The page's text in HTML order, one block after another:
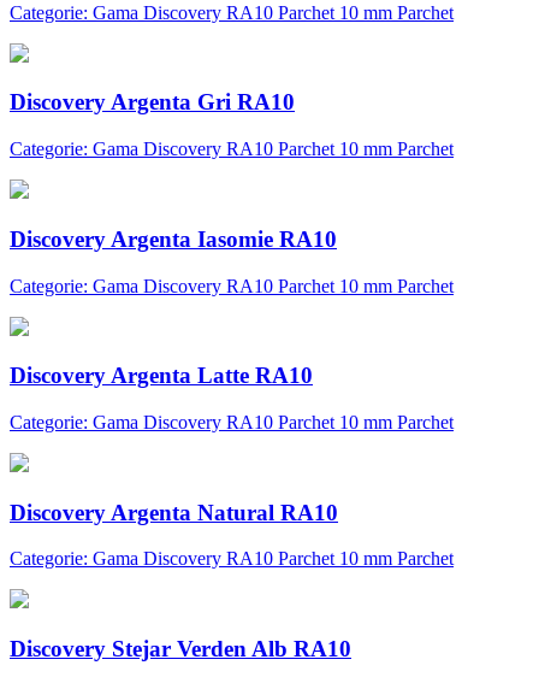
Categorie: Gama Discovery RA10 Parchet 10 mm Parchet
Discovery Argenta Gri RA10
Categorie: Gama Discovery RA10 Parchet 10 mm Parchet
Discovery Argenta Iasomie RA10
Categorie: Gama Discovery RA10 Parchet 10 mm Parchet
Discovery Argenta Latte RA10
Categorie: Gama Discovery RA10 Parchet 10 mm Parchet
Discovery Argenta Natural RA10
Categorie: Gama Discovery RA10 Parchet 10 mm Parchet
Discovery Stejar Verden Alb RA10